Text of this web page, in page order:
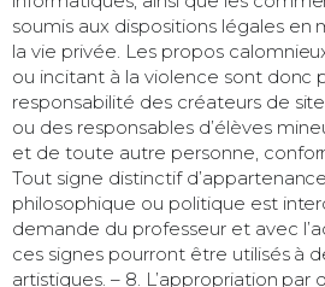
soumis aux dispositions légales
la vie privée. Les propos
ou incitant à la violence sont donc
responsabilité des créateurs de
ou des responsables d’élèves
et de toute autre personne,
Tout signe distinctif
philosophique ou politique est
demande du professeur et avec
ces signes pourront être utilisés à
artistiques. – 8. L’appropriation par